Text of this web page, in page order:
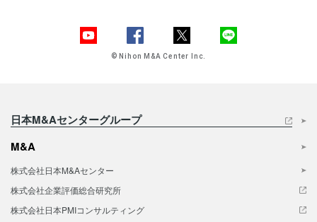
© Nihon M&A Center Inc.
日本M&Aセンターグループ
M&A
株式会社日本M&Aセンター
株式会社企業評価総合研究所
株式会社日本PMIコンサルティング